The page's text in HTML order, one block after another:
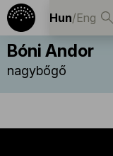
Hun/Eng
Bóni Andor
nagybőgő